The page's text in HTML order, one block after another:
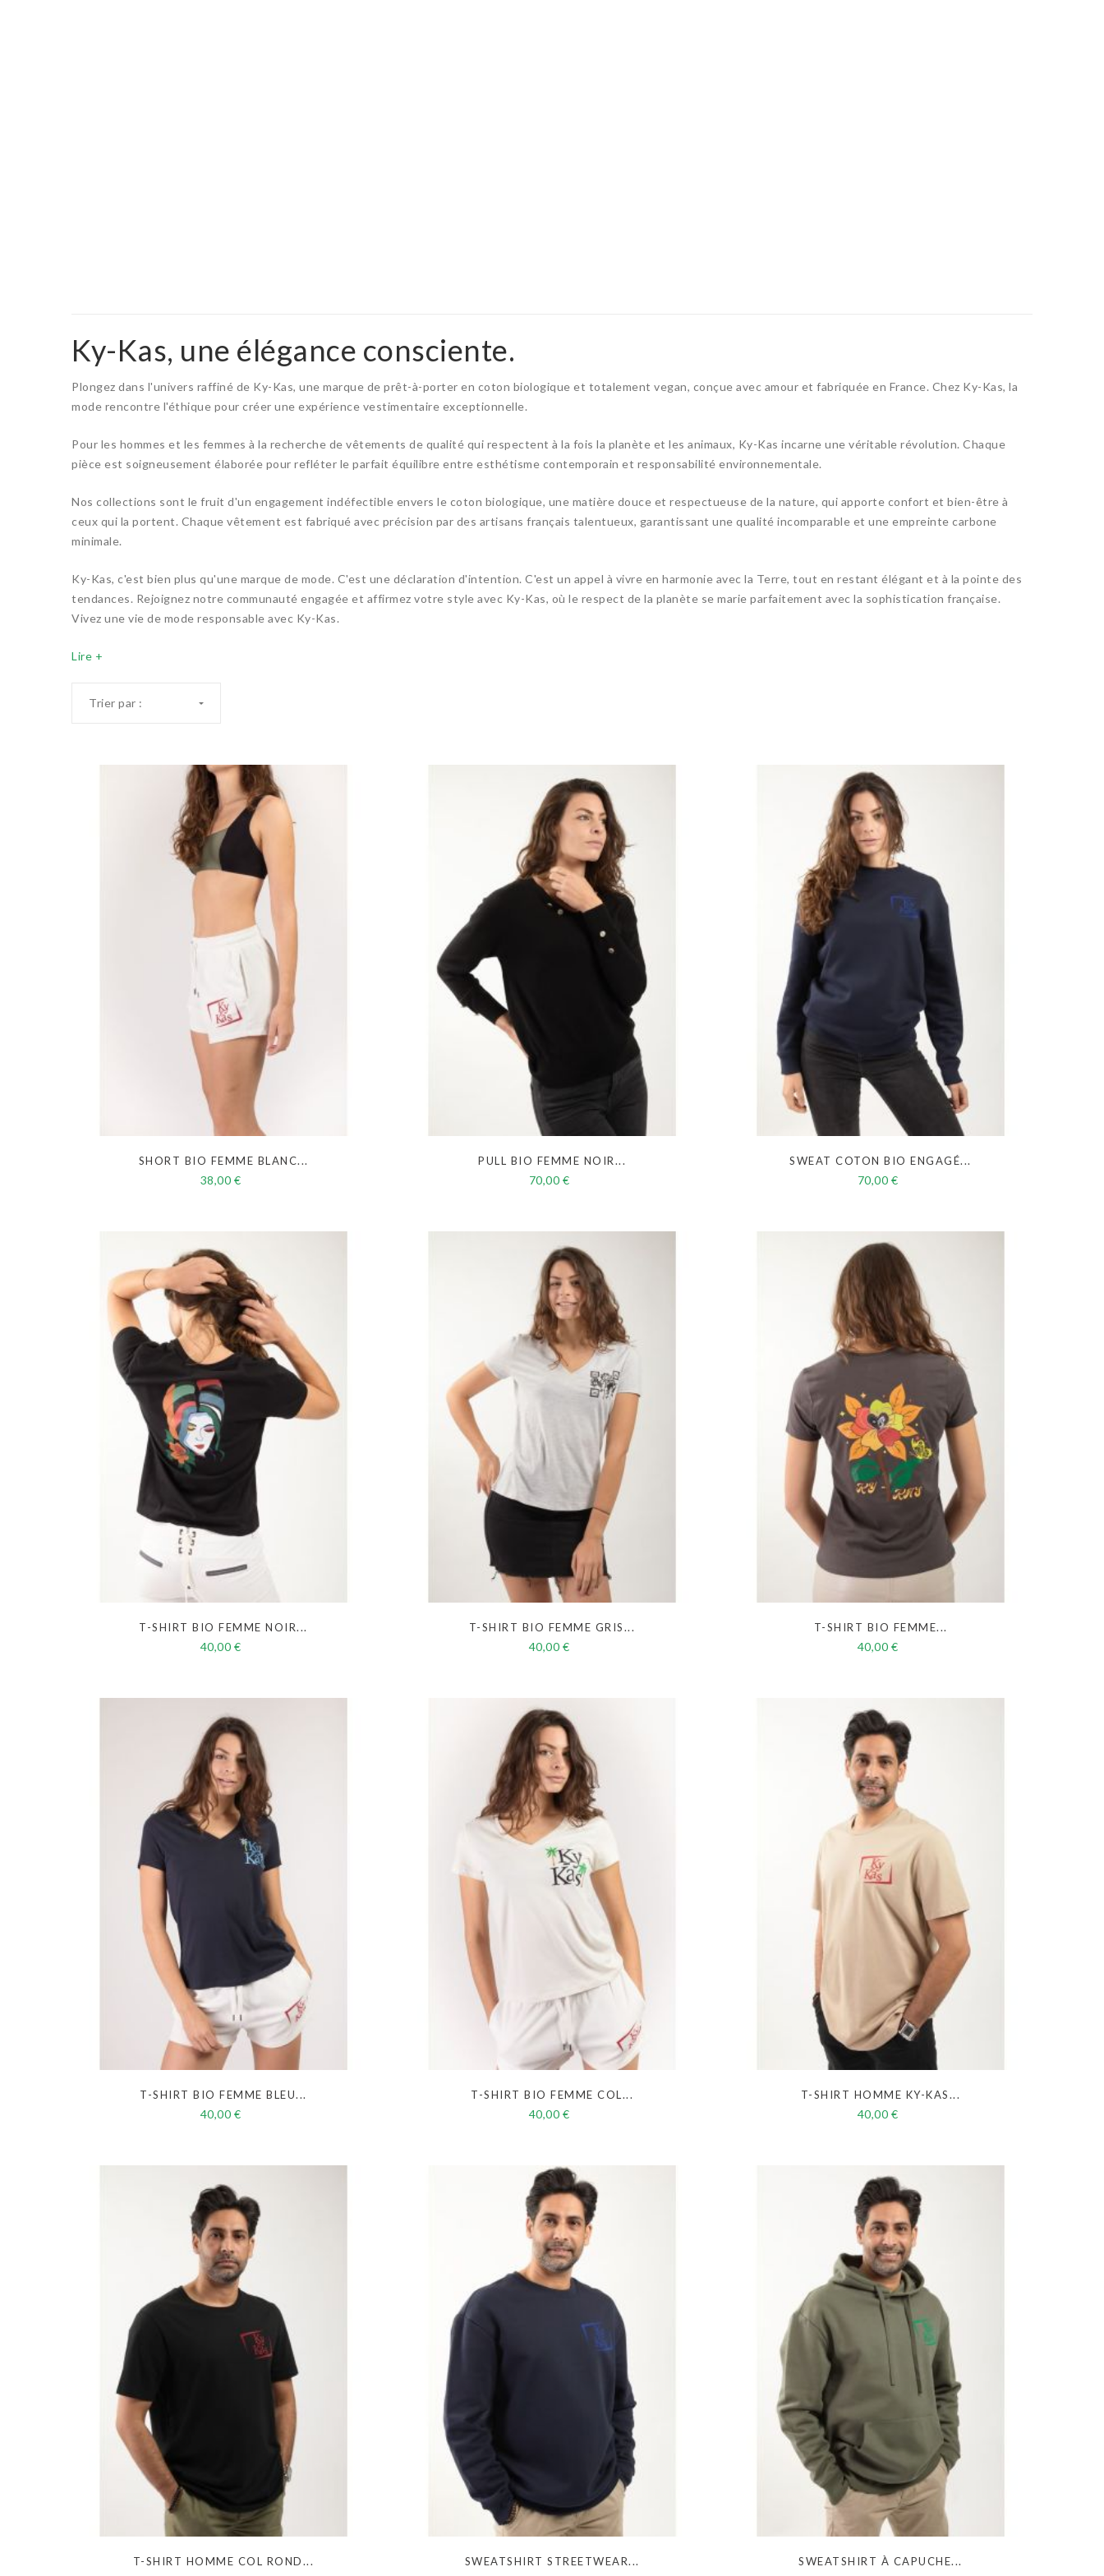
Ky-Kas, une élégance consciente.
Plongez dans l'univers raffiné de Ky-Kas, une marque de prêt-à-porter en coton biologique et totalement vegan, conçue avec amour et fabriquée en France. Chez Ky-Kas, la
mode rencontre l'éthique pour créer une expérience vestimentaire exceptionnelle.
Pour les hommes et les femmes à la recherche de vêtements de qualité qui respectent à la fois la planète et les animaux, Ky-Kas incarne une véritable révolution. Chaque
pièce est soigneusement élaborée pour refléter le parfait équilibre entre esthétisme contemporain et responsabilité environnementale.
Nos collections sont le fruit d'un engagement indéfectible envers le coton biologique, une matière douce et respectueuse de la nature, qui apporte confort et bien-être à
ceux qui la portent. Chaque vêtement est fabriqué avec précision par des artisans français talentueux, garantissant une qualité incomparable et une empreinte carbone
minimale.
Ky-Kas, c'est bien plus qu'une marque de mode. C'est une déclaration d'intention. C'est un appel à vivre en harmonie avec la Terre, tout en restant élégant et à la pointe des
tendances. Rejoignez notre communauté engagée et affirmez votre style avec Ky-Kas, où le respect de la planète se marie parfaitement avec la sophistication française.
Vivez une vie de mode responsable avec Ky-Kas.
Lire +
Trier par :
SHORT BIO FEMME BLANC...
38,00 €
PULL BIO FEMME NOIR...
70,00 €
SWEAT COTON BIO ENGAGÉ...
70,00 €
T-SHIRT BIO FEMME NOIR...
40,00 €
T-SHIRT BIO FEMME GRIS...
40,00 €
T-SHIRT BIO FEMME...
40,00 €
T-SHIRT BIO FEMME BLEU...
40,00 €
T-SHIRT BIO FEMME COL...
40,00 €
T-SHIRT HOMME KY-KAS...
40,00 €
T-SHIRT HOMME COL ROND... SWEATSHIRT STREETWEAR... SWEATSHIRT À CAPUCHE...